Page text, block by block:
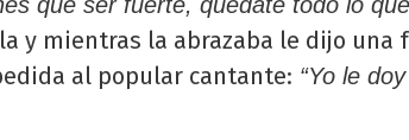
y mientras la abrazaba le dijo una
al popular cantante: “Yo le